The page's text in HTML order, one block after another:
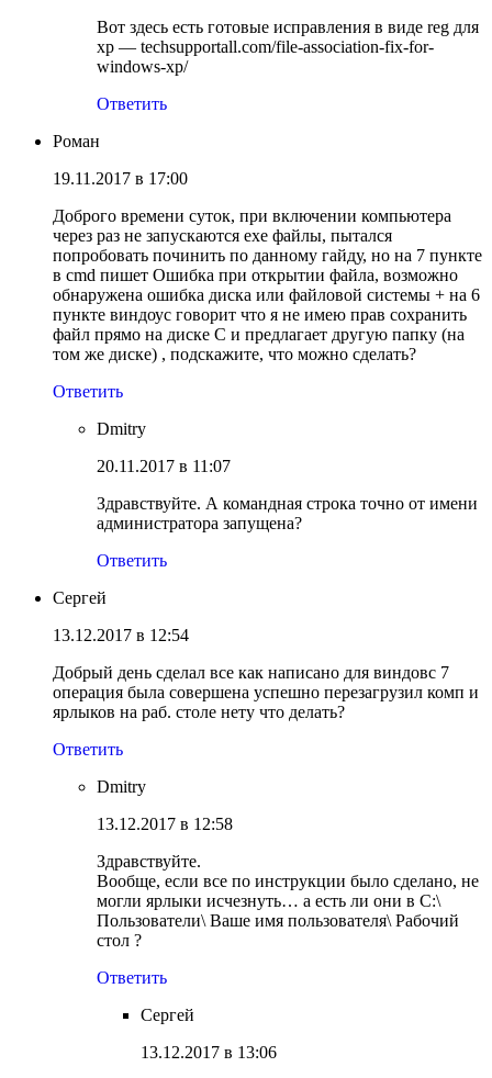
Вот здесь есть готовые исправления в виде reg для
xp — techsupportall.com/file-association-fix-for-
windows-xp/
Ответить
Роман
19.11.2017 в 17:00
Доброго времени суток, при включении компьютера
через раз не запускаются exe файлы, пытался
попробовать починить по данному гайду, но на 7 пункте
в cmd пишет Ошибка при открытии файла, возможно
обнаружена ошибка диска или файловой системы + на 6
пункте виндоус говорит что я не имею прав сохранить
файл прямо на диске C и предлагает другую папку (на
том же диске) , подскажите, что можно сделать?
Ответить
Dmitry
20.11.2017 в 11:07
Здравствуйте. А командная строка точно от имени
администратора запущена?
Ответить
Сергей
13.12.2017 в 12:54
Добрый день сделал все как написано для виндовс 7
операция была совершена успешно перезагрузил комп и
ярлыков на раб. столе нету что делать?
Ответить
Dmitry
13.12.2017 в 12:58
Здравствуйте.
Вообще, если все по инструкции было сделано, не
могли ярлыки исчезнуть… а есть ли они в C:\
Пользователи\ Ваше имя пользователя\ Рабочий
стол ?
Ответить
Сергей
13.12.2017 в 13:06